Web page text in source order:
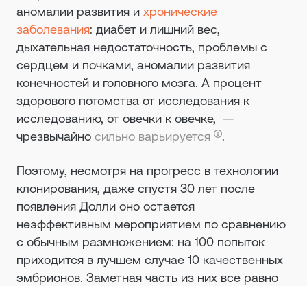
аномалии развития и хронические
заболевания: диабет и лишний вес,
дыхательная недостаточность, проблемы с
сердцем и почками, аномалии развития
конечностей и головного мозга. А процент
здорового потомства от исследования к
исследованию, от овечки к овечке, —
чрезвычайно сильно варьируется .
Поэтому, несмотря на прогресс в технологии
клонирования, даже спустя 30 лет после
появления Долли оно остается
неэффективным мероприятием по сравнению
с обычным размножением: на 100 попыток
приходится в лучшем случае 10 качественных
эмбрионов. Заметная часть из них все равно